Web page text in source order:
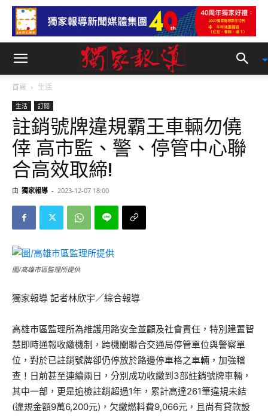
首頁 生活
生活 訂閱
註銷號牌違規霸王車輛勿僥
倖 高市監、警、停管中心聯
合高效取締!
由 獨家報導 - 2023-12-07 18:00
圖/高雄市區監理所提供
獨家報導 記者林欣宇／綜合報導
高雄市區監理所為維護用路安全並顧及社會責任，特別建置智
慧即時通報收繳機制，跨機關聯合交通局停管單位與警察單
位，對於已註銷號牌卻仍停放於路邊停車格之車輛，加強稽
查！日前甚至連續兩日，分別成功收繳到3部註銷號牌車輛，
其中一部，更是逾檢註銷超過1年，累計高達261筆違規未結
(違規金額9萬6,200元)，欠繳燃料費9,066元，且尚有貸款設